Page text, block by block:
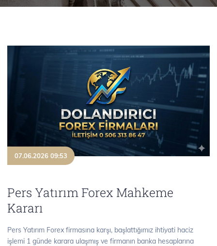
07.06.2026 09:53
Pers Yatırım Forex Mahkeme
Kararı
Pers Yatırım Forex firmasına karşı, başlattığımız ihtiyati haciz
işlemi 1 günde karara ulaşmış ve firmanın banka hesaplarına